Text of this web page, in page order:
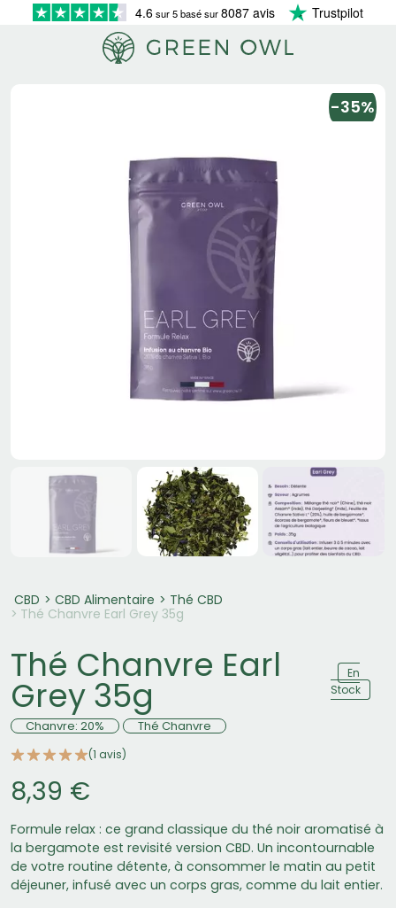
4.6sur 5 basé sur8087 avis Trustpilot
-35%
CBD CBD Alimentaire
Thé CBD
Thé Chanvre Earl Grey 35g
Thé Chanvre Earl
Grey 35g
En
Stock
Chanvre: 20% Thé Chanvre
(1 avis)
8,39 €
Formule relax : ce grand classique du thé noir aromatisé à
la bergamote est revisité version CBD. Un incontournable
de votre routine détente, à consommer le matin au petit
déjeuner, infusé avec un corps gras, comme du lait entier.